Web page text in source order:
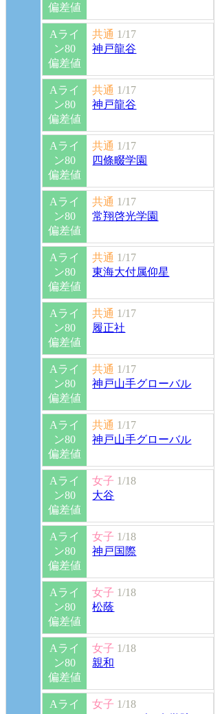
偏差値
Aライ
ン80
偏差値
共通 1/17
神戸龍谷
Aライ
ン80
偏差値
共通 1/17
神戸龍谷
Aライ
ン80
偏差値
共通 1/17
四條畷学園
Aライ
ン80
偏差値
共通 1/17
常翔啓光学園
Aライ
ン80
偏差値
共通 1/17
東海大付属仰星
Aライ
ン80
偏差値
共通 1/17
履正社
Aライ
ン80
偏差値
共通 1/17
神戸山手グローバル
Aライ
ン80
偏差値
共通 1/17
神戸山手グローバル
Aライ
ン80
偏差値
女子 1/18
大谷
Aライ
ン80
偏差値
女子 1/18
神戸国際
Aライ
ン80
偏差値
女子 1/18
松蔭
Aライ
ン80
偏差値
女子 1/18
親和
Aライ
女子 1/18